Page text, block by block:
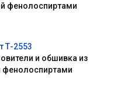
фенолоспиртами
Т-2553
и обшивка из